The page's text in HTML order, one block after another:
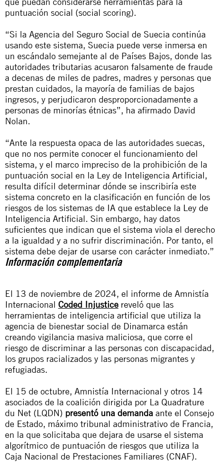
puntuación social (social scoring).
“Si la Agencia del Seguro Social de Suecia continúa
usando este sistema, Suecia puede verse inmersa en
un escándalo semejante al de Países Bajos, donde las
autoridades tributarias acusaron falsamente de fraude
a decenas de miles de padres, madres y personas que
prestan cuidados, la mayoría de familias de bajos
ingresos, y perjudicaron desproporcionadamente a
personas de minorías étnicas”, ha afirmado David
Nolan.
“Ante la respuesta opaca de las autoridades suecas,
que no nos permite conocer el funcionamiento del
sistema, y el marco impreciso de la prohibición de la
puntuación social en la Ley de Inteligencia Artificial,
resulta difícil determinar dónde se inscribiría este
sistema concreto en la clasificación en función de los
riesgos de los sistemas de IA que establece la Ley de
Inteligencia Artificial. Sin embargo, hay datos
suficientes que indican que el sistema viola el derecho
a la igualdad y a no sufrir discriminación. Por tanto, el
sistema debe dejar de usarse con carácter inmediato.”
Información complementaria
El 13 de noviembre de 2024, el informe de Amnistía
Internacional Coded Injustice reveló que las
herramientas de inteligencia artificial que utiliza la
agencia de bienestar social de Dinamarca están
creando vigilancia masiva maliciosa, que corre el
riesgo de discriminar a las personas con discapacidad,
los grupos racializados y las personas migrantes y
refugiadas.
El 15 de octubre, Amnistía Internacional y otros 14
asociados de la coalición dirigida por La Quadrature
du Net (LQDN) presentó una demanda ante el Consejo
de Estado, máximo tribunal administrativo de Francia,
en la que solicitaba que dejara de usarse el sistema
algorítmico de puntuación de riesgos que utiliza la
Caja Nacional de Prestaciones Familiares (CNAF).